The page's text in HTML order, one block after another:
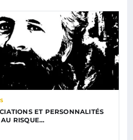
ET PERSONNALITÉS
AU RISQUE…